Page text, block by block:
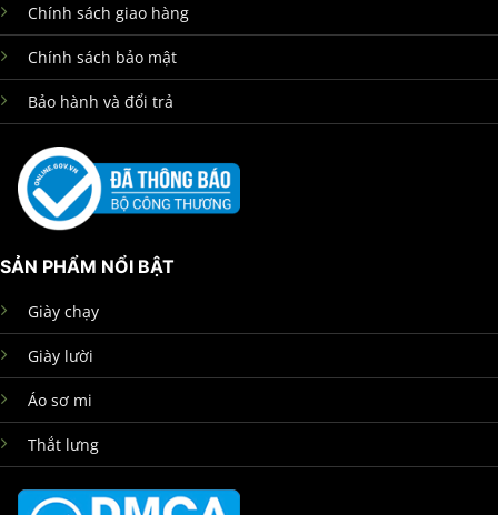
Chính sách giao hàng
Chính sách bảo mật
Bảo hành và đổi trả
SẢN PHẨM NỔI BẬT
Giày chạy
Giày lười
Áo sơ mi
Thắt lưng